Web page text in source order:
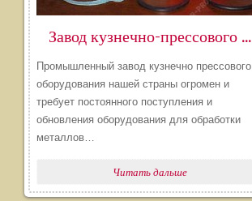
​Завод кузнечно-прессового оборудования
Промышленный завод кузнечно прессового
оборудования нашей страны огромен и
требует постоянного поступления и
обновления оборудования для обработки
металлов…
Читать дальше